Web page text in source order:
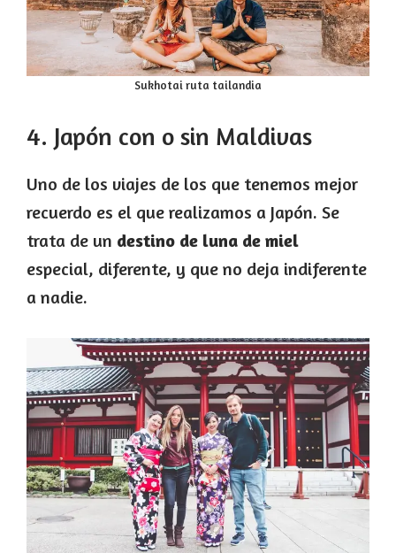
Sukhotai ruta tailandia
4. Japón con o sin Maldivas
Uno de los viajes de los que tenemos mejor
recuerdo es el que realizamos a Japón. Se
trata de un destino de luna de miel
especial, diferente, y que no deja indiferente
a nadie.